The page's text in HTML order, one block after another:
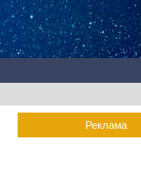
Реклама